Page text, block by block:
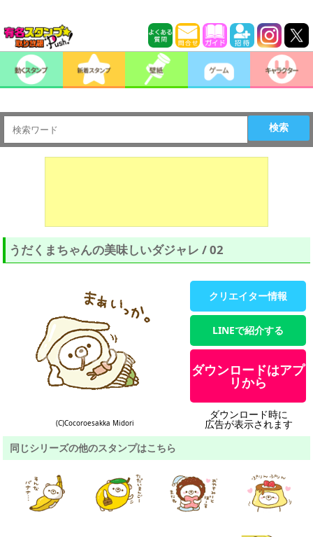
検索
うだくまちゃんの美味しいダジャレ / 02
(C)Cocoroesakka Midori
クリエイター情報
LINEで紹介する
ダウンロードはアプ
リから
ダウンロード時に
広告が表示されます
同じシリーズの他のスタンプはこちら